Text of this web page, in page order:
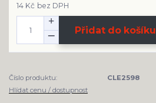
14 Kč bez DPH
Přidat do košíku
Číslo produktu:
CLE2598
Hlídat cenu / dostupnost